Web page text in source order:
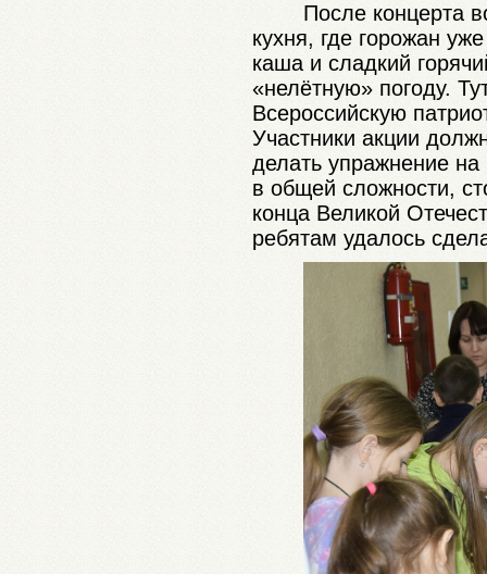
После концерта
кухня, где горожан
каша и сладкий
«нелётную» погоду.
Всероссийскую
Участники акции
делать упражнение
в общей сложности,
конца Великой
ребятам удалось